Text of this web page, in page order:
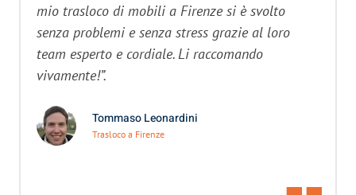
mio trasloco di mobili a Firenze si è svolto
senza problemi e senza stress grazie al loro
team esperto e cordiale. Li raccomando
vivamente!”.
Tommaso Leonardini
Trasloco a Firenze